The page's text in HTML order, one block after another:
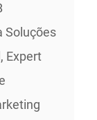
Soluções
Expert